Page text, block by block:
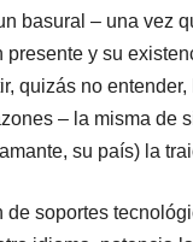
basural – una vez
y su
quizás no
– la misma de
su país) la
soportes